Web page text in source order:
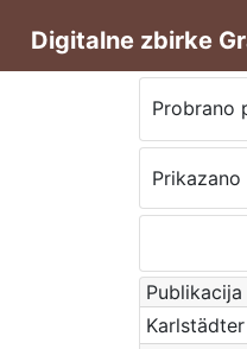
Digitalne zbirke
Probrano
Publikacija